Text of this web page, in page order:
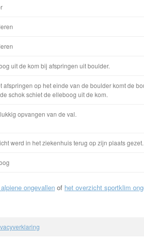
uit de kom bij afspringen uit boulder.
afspringen op het einde van de boulder komt de
schok schiet de elleboog uit de kom.
opvangen van de val.
werd in het ziekenhuis terug op zijn plaats
ongevallen of het overzicht sportklim